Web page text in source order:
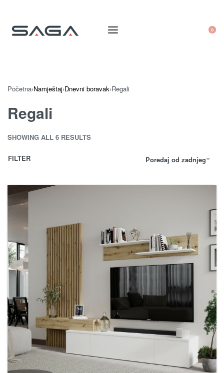
0
Početna›Namještaj›Dnevni boravak›Regali
Regali
SHOWING ALL 6 RESULTS
Poredaj od zadnjeg
FILTER